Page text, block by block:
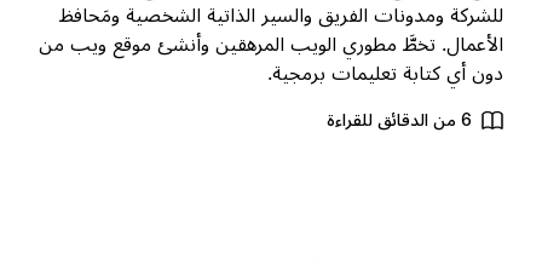
ومدونات الفريق والسير الذاتية الشخصية ومَحافظ
تخطَّ مطوري الويب المرهقين وأنشئ موقع ويب من
أي كتابة تعليمات برمجية.
6 من الدقائق للقراءة